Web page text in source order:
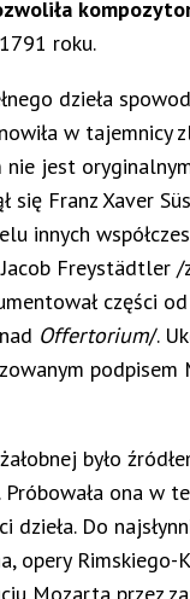
roku.
dzieła
w tajemnicy
jest
Franz Xaver
innych
Freystädtler
części od
Offertorium/.
było
ona w
Do
opery
Mozarta przez